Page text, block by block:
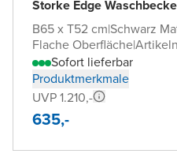
Storke Edge
B65 x T52 cm|Schwarz
Flache Oberfläche|
Sofort lieferbar
Produktmerkmale
UVP 1.210,-
635,-